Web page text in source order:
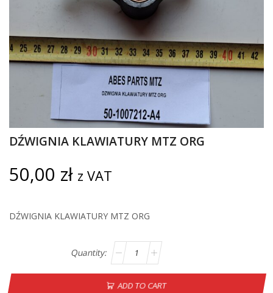
DŹWIGNIA KLAWIATURY MTZ ORG
50,00 zł z VAT
DŹWIGNIA KLAWIATURY MTZ ORG
ADD TO CART